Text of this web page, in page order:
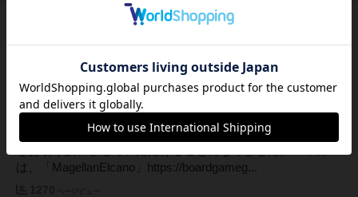
2021年05月08日 13時18分頃
【PYTHAGORAS GAMESの新作輸入版お取
り扱いのお知らせ】
こんにちは！サニーバードの平です。今回は、和訳付き輸入
版の新作のお知らせです。私が個人的にも思い入れのある
国、ポルトガルのメーカーPYTHAGORAS GAMESのゲーム
は、「MagellanElcano」https://boardgameg...